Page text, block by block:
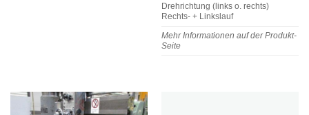
Drehrichtung (links o. rechts)
Rechts- + Linkslauf
Mehr Informationen auf der Produkt-
Seite